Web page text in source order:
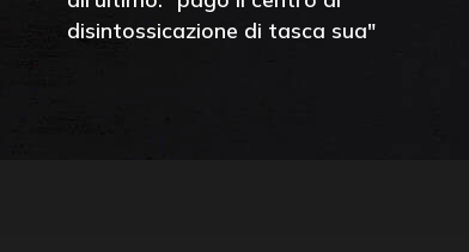
disintossicazione di tasca sua"